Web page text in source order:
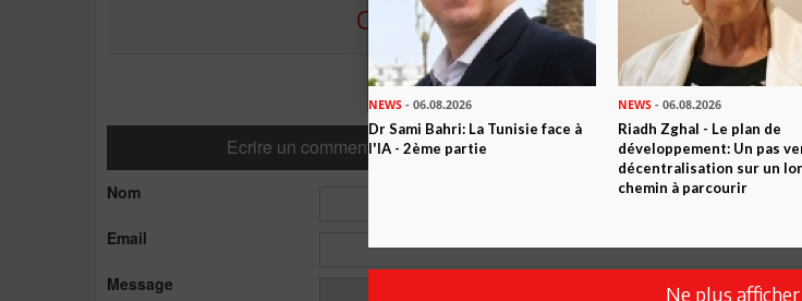
COMMENTER CET ARTICLE
0
Ecrire un commentaire Commenter
Nom
Email
Message
NEWS - 06.08.2026
Dr Sami Bahri: La Tunisie face à
l'IA - 2ème partie
NEWS - 06.08.2026
Riadh Zghal - Le plan de
développement: Un pas
décentralisation sur un
chemin à parcourir
Ne plus afficher